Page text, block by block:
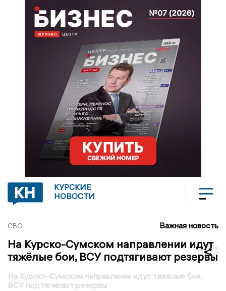
КУРСКИЕ
НОВОСТИ
СВО Важная новость
На Курско-Сумском направлении идут
тяжёлые бои, ВСУ подтягивают резервы
На Курско-Сумском направлении идут тяжёлые бои,
ВСУ подтягивают резервы